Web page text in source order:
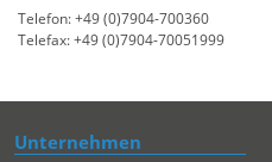
Telefon: +49 (0)7904-700360
Telefax: +49 (0)7904-70051999
Unternehmen